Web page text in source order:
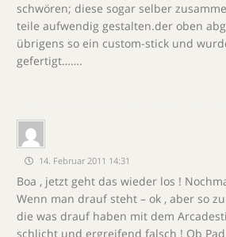
schwören; diese sogar selber
teile aufwendig gestalten.der oben
übrigens so ein custom-stick und
gefertigt…….
14. Februar 2011 14:31
Boa , jetzt geht das wieder los !
Wenn man drauf steht – ok , aber so
die was drauf haben mit dem
schlicht und ergreifend falsch ! Ob